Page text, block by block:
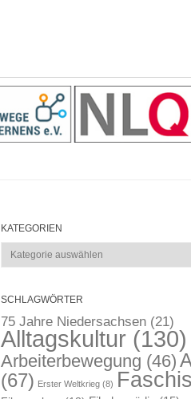
KATEGORIEN
Kategorien
SCHLAGWÖRTER
75 Jahre Niedersachsen (21)
Alltagskultur (130)
Arbeiterbewegung (46)
(67) Erster Weltkrieg (8)